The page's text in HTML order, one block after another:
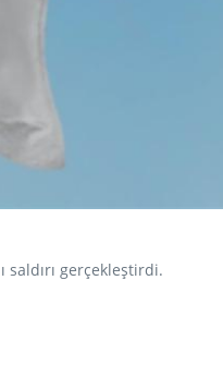
saldırı gerçekleştirdi.